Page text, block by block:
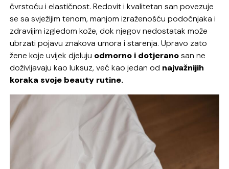
čvrstoću i elastičnost. Redovit i kvalitetan san povezuje
se sa svježijim tenom, manjom izraženošću podočnjaka i
zdravijim izgledom kože, dok njegov nedostatak može
ubrzati pojavu znakova umora i starenja. Upravo zato
žene koje uvijek djeluju odmorno i dotjeranosan ne
doživljavaju kao luksuz, već kao jedan od najvažnijih
koraka svoje beauty rutine.